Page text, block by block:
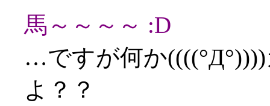
馬～～～～ :D
…ですが何か
よ？？